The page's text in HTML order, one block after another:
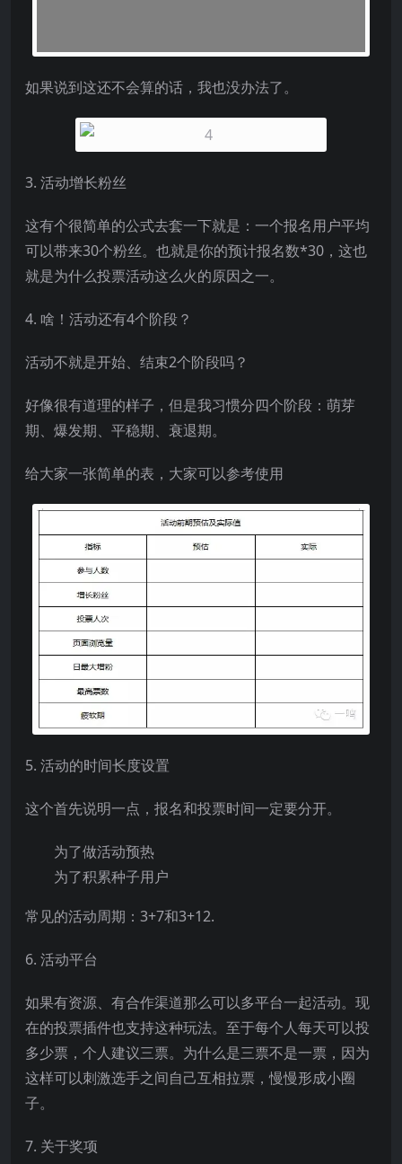
如果说到这还不会算的话，我也没办法了。
3. 活动增长粉丝
这有个很简单的公式去套一下就是：一个报名用户平均
可以带来30个粉丝。也就是你的预计报名数*30，这也
就是为什么投票活动这么火的原因之一。
4. 啥！活动还有4个阶段？
活动不就是开始、结束2个阶段吗？
好像很有道理的样子，但是我习惯分四个阶段：萌芽
期、爆发期、平稳期、衰退期。
给大家一张简单的表，大家可以参考使用
5. 活动的时间长度设置
这个首先说明一点，报名和投票时间一定要分开。
为了做活动预热
为了积累种子用户
常见的活动周期：3+7和3+12.
6. 活动平台
如果有资源、有合作渠道那么可以多平台一起活动。现
在的投票插件也支持这种玩法。至于每个人每天可以投
多少票，个人建议三票。为什么是三票不是一票，因为
这样可以刺激选手之间自己互相拉票，慢慢形成小圈
子。
7. 关于奖项